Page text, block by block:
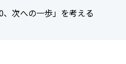
次への一歩」を考える